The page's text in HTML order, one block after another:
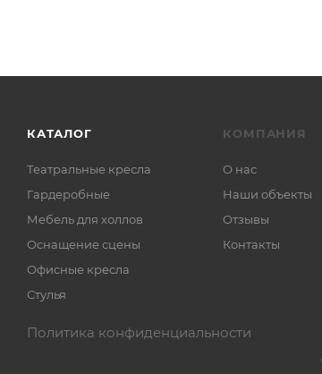
КАТАЛОГ
Театральные кресла
Гардеробные
Мебель для холлов
Оснащение сцены
Офисные кресла
Стулья
КОМПАНИЯ
О нас
Наши объекты
Отзывы
Контакты
Политика конфиденциальности